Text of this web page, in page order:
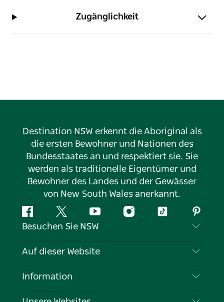
Zugänglichkeit
Destination NSW erkennt die Aboriginal als
die ersten Bewohner und Nationen des
Bundesstaates an und respektiert sie. Sie
werden als traditionelle Eigentümer und
Bewohner des Landes und der Gewässer
von New South Wales anerkannt.
FacebookTwitter YouTubeInstagramTikTok
Besuchen Sie NSW
Kontaktieren Sie uns
Auf dieser Website
Reiseziele
Information
Reiseinformationen